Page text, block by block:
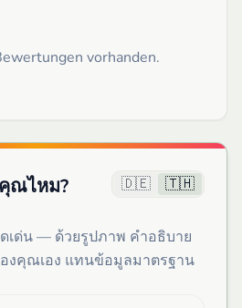
vorhanden.
ณไหม? 🇩🇪 🇹🇭
ด่น — ด้วยรูปภาพ คำอธิบาย
งคุณเอง แทนข้อมูลมาตรฐาน